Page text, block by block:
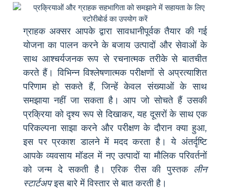
ग्राहक अक्सर आपके द्वारा सावधानीपूर्वक तैयार की गई
योजना का पालन करने के बजाय उत्पादों और सेवाओं के
साथ आश्चर्यजनक रूप से रचनात्मक तरीके से बातचीत
करते हैं। विभिन्न विश्लेषणात्मक परीक्षणों से अप्रत्याशित
परिणाम हो सकते हैं, जिन्हें केवल संख्याओं के साथ
समझाया नहीं जा सकता है। आप जो सोचते हैं उसकी
प्रक्रिया को दृश्य रूप से दिखाकर, यह दूसरों के साथ एक
परिकल्पना साझा करने और परीक्षण के दौरान क्या हुआ,
इस पर प्रकाश डालने में मदद करता है। ये अंतर्दृष्टि
आपके व्यवसाय मॉडल में नए उत्पादों या मौलिक परिवर्तनों
को जन्म दे सकती है। एरिक रीस की पुस्तक लीन
स्टार्टअपइस बारे में विस्तार से बात करती है।